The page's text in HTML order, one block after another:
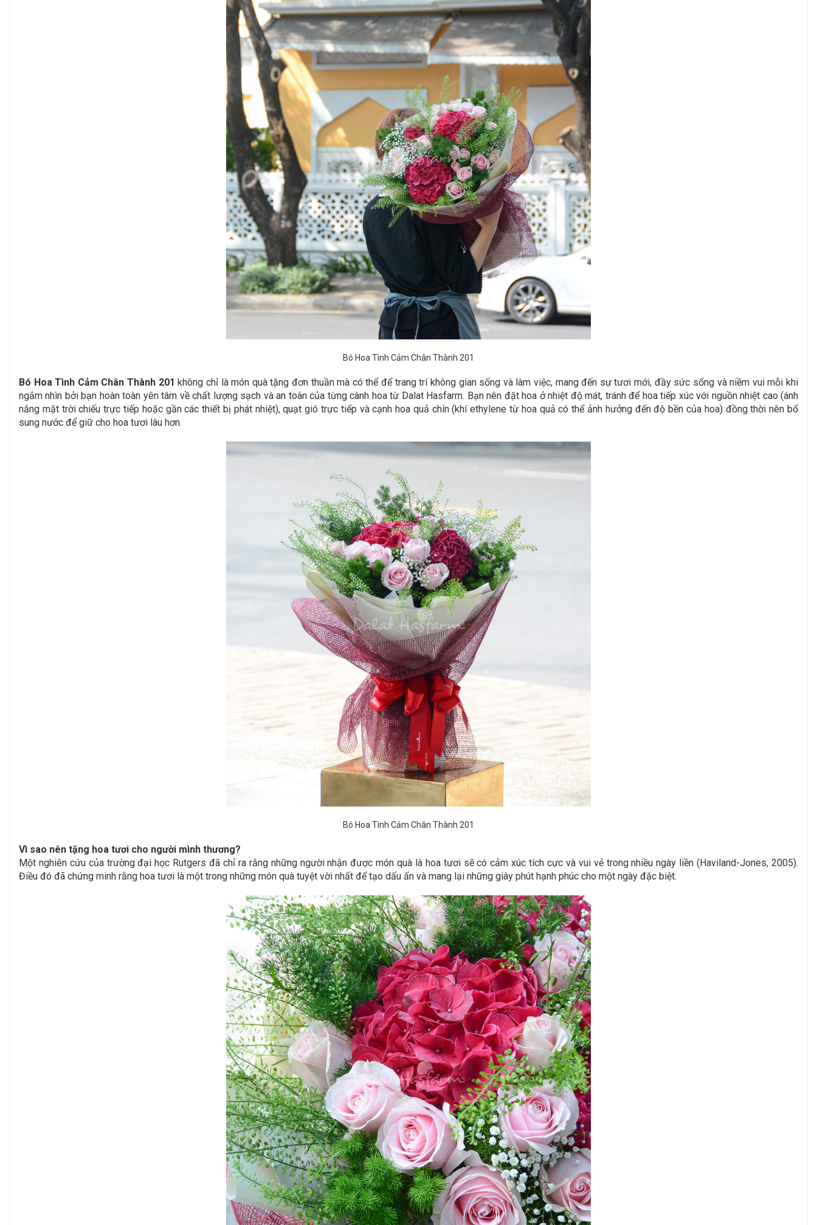
Bó Hoa Tình Cảm Chân Thành 201
Bó Hoa Tình Cảm Chân Thành 201 không chỉ là món quà tặng đơn thuần mà có thể để trang trí không gian sống và làm việc, mang đến sự tươi mới, đầy sức sống và niềm vui mỗi khi
ngắm nhìn bởi bạn hoàn toàn yên tâm về chất lượng sạch và an toàn của từng cành hoa từ Dalat Hasfarm. Bạn nên đặt hoa ở nhiệt độ mát, tránh để hoa tiếp xúc với nguồn nhiệt cao (ánh
nắng mặt trời chiếu trực tiếp hoặc gần các thiết bị phát nhiệt), quạt gió trực tiếp và cạnh hoa quả chín (khí ethylene từ hoa quả có thể ảnh hưởng đến độ bền của hoa) đồng thời nên bổ
sung nước để giữ cho hoa tươi lâu hơn.
Bó Hoa Tình Cảm Chân Thành 201
Vì sao nên tặng hoa tươi cho người mình thương?
Một nghiên cứu của trường đại học Rutgers đã chỉ ra rằng những người nhận được món quà là hoa tươi sẽ có cảm xúc tích cực và vui vẻ trong nhiều ngày liền (Haviland-Jones, 2005).
Điều đó đã chứng minh rằng hoa tươi là một trong những món quà tuyệt vời nhất để tạo dấu ấn và mang lại những giây phút hạnh phúc cho một ngày đặc biệt.